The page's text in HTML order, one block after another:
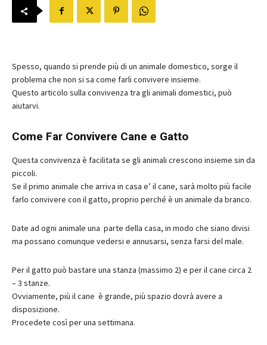
Spesso, quando si prende più di un animale domestico, sorge il
problema che non si sa come farli convivere insieme.
Questo articolo sulla convivenza tra gli animali domestici, può
aiutarvi.
Come Far Convivere Cane e Gatto
Questa convivenza è facilitata se gli animali crescono insieme sin da
piccoli.
Se il primo animale che arriva in casa e’ il cane, sarà molto più facile
farlo convivere con il gatto, proprio perché è un animale da branco.
Date ad ogni animale una parte della casa, in modo che siano divisi
ma possano comunque vedersi e annusarsi, senza farsi del male.
Per il gatto può bastare una stanza (massimo 2) e per il cane circa 2
– 3 stanze.
Ovviamente, più il cane è grande, più spazio dovrà avere a
disposizione.
Procedete così per una settimana.